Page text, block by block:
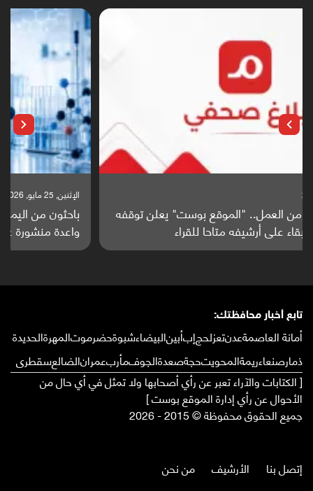
باحثون من اليمن يدخلون سباق أبحاث ألزهايمر بدراسة
واعدة منشورة عالميا (ترجمة)
تابع أخبار محافظتك:
أمانة العاصمةعدنتعزلحجإبأبينالبيضاءشبوةحضرموتالمهرةالحديدة
ذمارصنعاءريمةالمحويتحجةصعدةالجوفمأربعمرانالضالعسقطرى
[ الكتابات والآراء تعبر عن رأي أصحابها ولا تمثل في أي حال من
الأحوال عن رأي إدارة الموقع بوست ]
جميع الحقوق محفوظة © 2015 - 2026
إتصل بنا الأرشيف من نحن